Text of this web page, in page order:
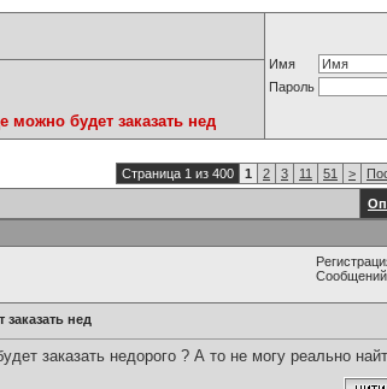
Имя
Пароль
можно будет заказать нед
Страница 1 из 400 1 2 3 11 51 >
нед
заказать недорого ? А то не могу реально